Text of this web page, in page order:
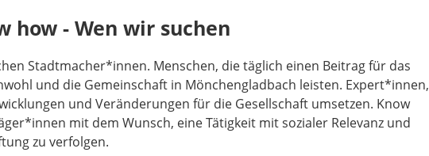
how - Wen wir suchen
Stadtmacher*innen. Menschen, die täglich einen Beitrag für das
und die Gemeinschaft in Mönchengladbach leisten. Expert*innen,
und Veränderungen für die Gesellschaft umsetzen. Know
mit dem Wunsch, eine Tätigkeit mit sozialer Relevanz und
zu verfolgen.